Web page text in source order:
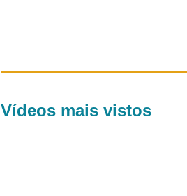
Vídeos mais vistos